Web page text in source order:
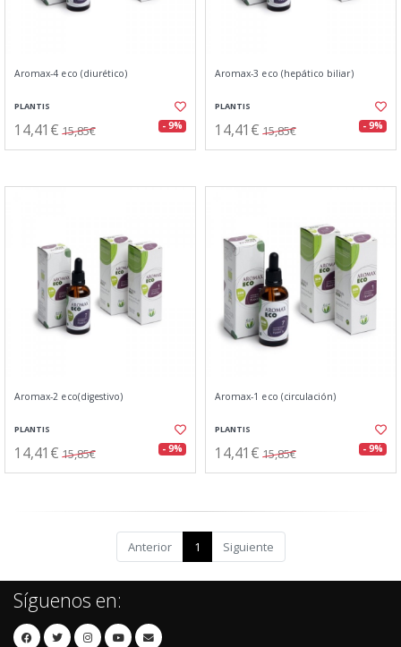
Aromax-4 eco (diurético)
PLANTIS
14,41€ 15,85€ - 9%
Aromax-3 eco (hepático biliar)
PLANTIS
14,41€ 15,85€ - 9%
Aromax-2 eco(digestivo)
PLANTIS
14,41€ 15,85€ - 9%
Aromax-1 eco (circulación)
PLANTIS
14,41€ 15,85€ - 9%
Anterior 1 Siguiente
Síguenos en: